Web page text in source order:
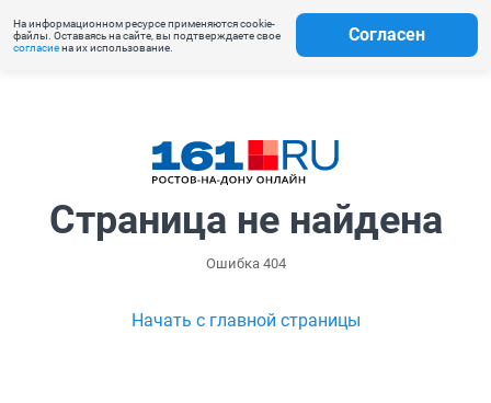
На информационном ресурсе применяются cookie-
файлы. Оставаясь на сайте, вы подтверждаете свое
согласиена их использование.
Согласен
Страница не найдена
Ошибка 404
Начать с главной страницы